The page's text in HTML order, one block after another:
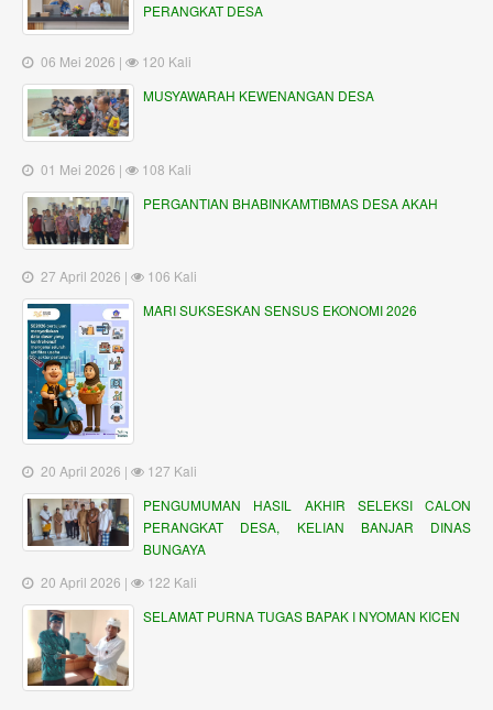
PERANGKAT DESA
06 Mei 2026 |
120 Kali
MUSYAWARAH KEWENANGAN DESA
01 Mei 2026 |
108 Kali
PERGANTIAN BHABINKAMTIBMAS DESA AKAH
27 April 2026 |
106 Kali
MARI SUKSESKAN SENSUS EKONOMI 2026
20 April 2026 |
127 Kali
PENGUMUMAN HASIL AKHIR SELEKSI CALON
PERANGKAT DESA, KELIAN BANJAR DINAS
BUNGAYA
20 April 2026 |
122 Kali
SELAMAT PURNA TUGAS BAPAK I NYOMAN KICEN